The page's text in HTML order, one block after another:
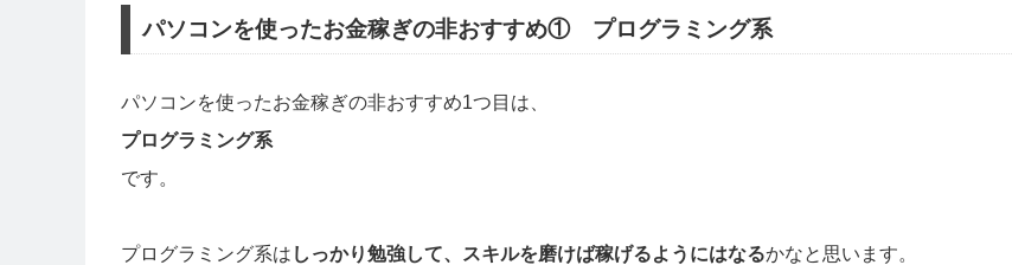
パソコンを使ったお金稼ぎの非おすすめ① プログラミング系
パソコンを使ったお金稼ぎの非おすすめ1つ目は、
プログラミング系
です。
プログラミング系は しっかり勉強して、スキルを磨けば稼げるようにはなるかなと思います。